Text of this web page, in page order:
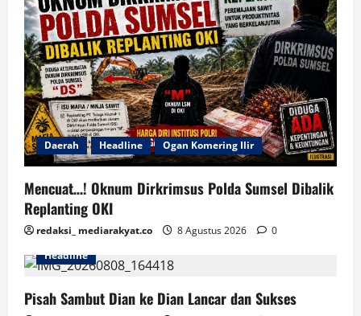
Daerah Headline Ogan Komering Ilir
Mencuat…! Oknum Dirkrimsus Polda Sumsel Dibalik
Replanting OKI
redaksi_ mediarakyat.co 8 Agustus 2026
0
Headline
Pisah Sambut Dian ke Dian Lancar dan Sukses